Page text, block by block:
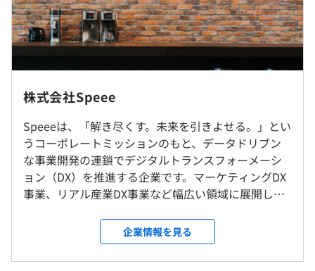
・ネイティブアド配信プラットフォーム「UZOU」 等
新規事業の立ち上げなどのチャレンジも常に行っていま
す。
◆情報シェア・アウトプット文化
ブログ執筆を活性化させるためのブログ合宿や、カンファ
レンスでの登壇など、積極的にアウトプットする文化があ
ります。
技術の共有はチーム内でだけでなく、毎週金曜日に気軽に
エンジニアたちが集まる「エンジニアTGIF」や「LT大
会」などチーム横断で活発に実施しています。
読んだ本をKibelaにまとめて共有する「読書報告会」や、
転勤はありません。
＜雇入時＞
東京本社
＜変更範囲＞
変更なし
受動喫煙防止措置に関する事項
従業員に対する受動喫煙対策：敷地内禁煙（喫煙場所あ
は年収提示額を保証するものではありません）
9:30-18:30
休憩時間：60分（※昼食時間は業務の都合により各々の
自主性に任せています）
平均残業時間：20時間未満／月（残業は月の限度あり
※45時間未満）
株式会社Speee
Speeeは、「解き尽くす。未来を引きよせる。」とい
うコーポレートミッションのもと、データドリブン
な事業開発の連鎖でデジタルトランスフォーメーシ
ョン（DX）を推進する企業です。マーケティングDX
事業、リアル産業DX事業など幅広い領域に展開して
マーケティング総合支援ツールの『Markeship』やネ
イティブアドプラットフォームの『UZOU』を立ち上
げ、デジタルトランスフォーメーション事業では不
企業情報を見る